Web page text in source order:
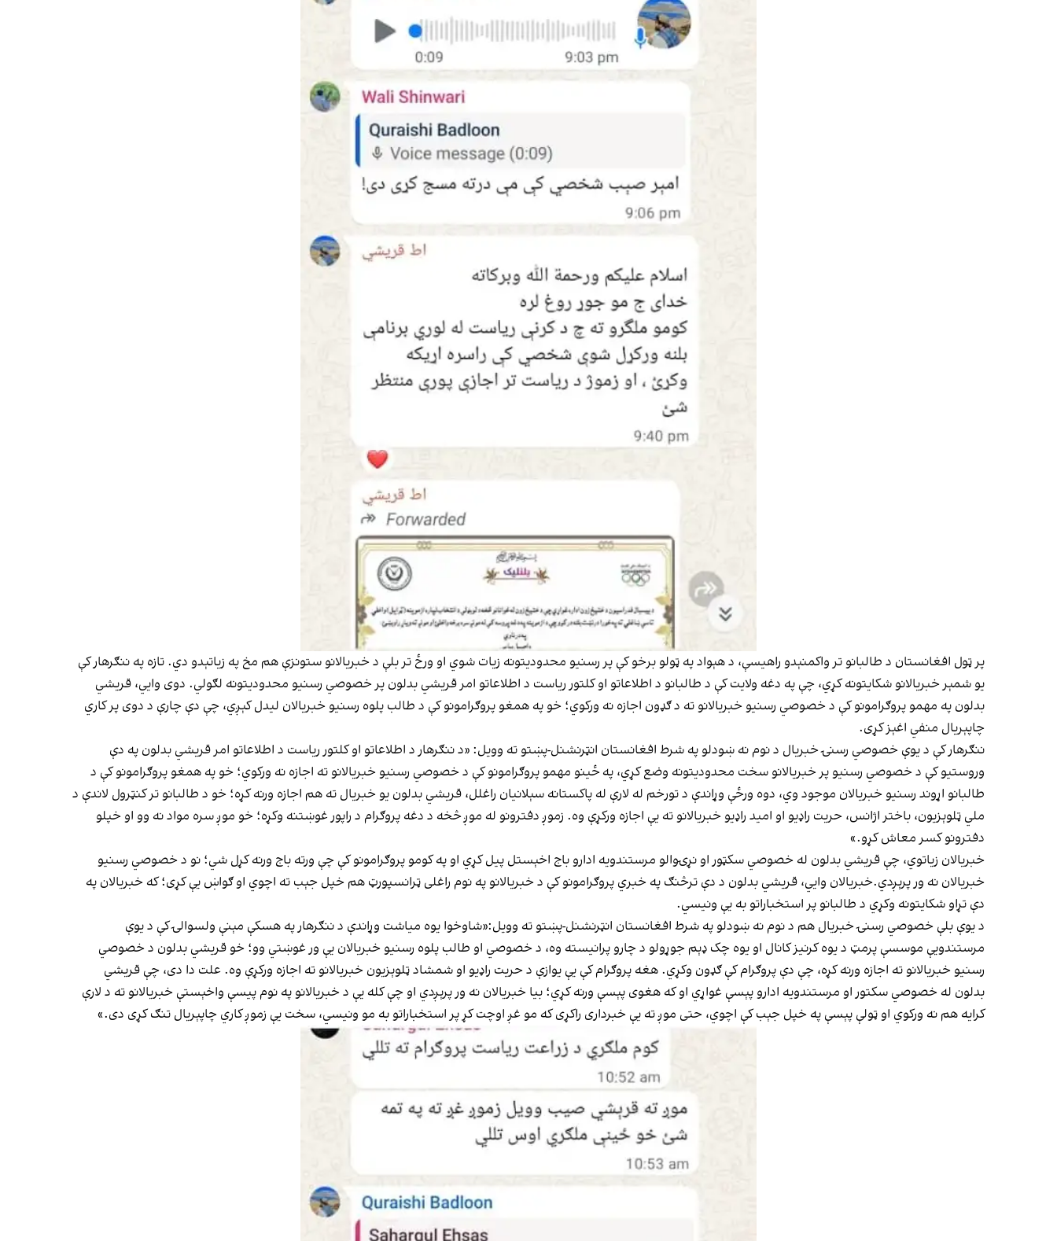
پر ټول افغانستان د طالبانو تر واکمنېدو راهیسې، د هېواد په ټولو برخو کې پر رسنیو محدودیتونه زیات شوي او ورځ تر بلې د خبریالانو ستونزې هم مخ په زیاتېدو دي. تازه په ننګرهار کې
یو شمېر خبریالانو شکایتونه کړي، چې په دغه ولایت کې د طالبانو د اطلاعاتو او کلتور ریاست د اطلاعاتو امر قریشي بدلون پر خصوصي رسنیو محدودیتونه لګولي. دوی وايي، قریشي
بدلون په مهمو پروګرامونو کې د خصوصي رسنیو خبریالانو ته د ګډون اجازه نه ورکوي؛ خو په همغو پروګرامونو کې د طالب پلوه رسنیو خبریالان لیدل کېږي، چې دې چارې د دوی پر کاري
چاپېریال منفي اغېز کړی.
ننګرهار کې د یوې خصوصي رسنۍ خبریال د نوم نه ښودلو په شرط افغانستان انټرنشنل-پښتو ته وویل: «د ننګرهار د اطلاعاتو او کلتور ریاست د اطلاعاتو امر قریشي بدلون په دې
وروستیو کې د خصوصي رسنیو پر خبریالانو سخت محدودیتونه وضع کړي، په ځینو مهمو پروګرامونو کې د خصوصي رسنیو خبریالانو ته اجازه نه ورکوي؛ خو په همغو پروګرامونو کې د
طالبانو اړوند رسنیو خبریالان موجود وي، دوه ورځې وړاندې د تورخم له لارې له پاکستانه سېلانیان راغلل، قریشي بدلون یو خبریال ته هم اجازه ورنه کړه؛ خو د طالبانو تر کنټرول لاندې د
ملي ټلوېزیون، باختر اژانس، حریت راډیو او امید راډیو خبریالانو ته یې اجازه ورکړې وه. زموږ دفترونو له موږ څخه د دغه پروګرام د راپور غوښتنه وکړه؛ خو موږ سره مواد نه وو او خپلو
دفترونو کسر معاش کړو.»
خبریالان زیاتوي، چې قریشي بدلون له خصوصي سکټور او نړۍ‌والو مرستندویه ادارو باج اخېستل پیل کړي او په کومو پروګرامونو کې چې ورته باج ورنه کړل شي؛ نو د خصوصي رسنیو
خبریالان نه ور پرېږدي.خبریالان وايي، قریشي بدلون د دې ترڅنګ په خبري پروګرامونو کې د خبریالانو په نوم راغلی ټرانسپورټ هم خپل جېب ته اچوي او ګواښ یې کړی؛ که خبریالان په
دې تړاو شکایتونه وکړي د طالبانو پر استخباراتو به یې ونیسي.
د یوې بلې خصوصي رسنۍ خبریال هم د نوم نه ښودلو په شرط افغانستان انټرنشنل-پښتو ته وویل:«شاوخوا یوه میاشت وړاندې د ننګرهار په هسکې مېنې ولسوالۍ کې د یوې
مرستندویې موسسې پرمټ د یوه کرنیز کانال او یوه چک ډېم جوړولو د چارو پرانیسته وه، د خصوصي او طالب پلوه رسنیو خبریالان یې ور غوښتي وو؛ خو قریشي بدلون د خصوصي
رسنیو خبریالانو ته اجازه ورنه کړه، چې دې پروګرام کې ګډون وکړي. هغه پروګرام کې یې یوازې د حریت راډیو او شمشاد ټلوېزیون خبریالانو ته اجازه ورکړې وه. علت دا دی، چې قریشي
بدلون له خصوصي سکتور او مرستندویه ادارو پېسې غواړي او که هغوی پېسې ورنه کړي؛ بیا خبریالان نه ور پرېږدي او چې کله یې د خبریالانو په نوم پیسې واخېستې خبریالانو ته د لارې
کرایه هم نه ورکوي او ټولې پېسې په خپل جېب کې اچوي، حتی موږ ته یې خبرداری راکړی که مو غږ اوچت کړ پر استخباراتو به مو ونیسي، سخت یې زموږ کاري چاپېریال تنګ کړی دی.»